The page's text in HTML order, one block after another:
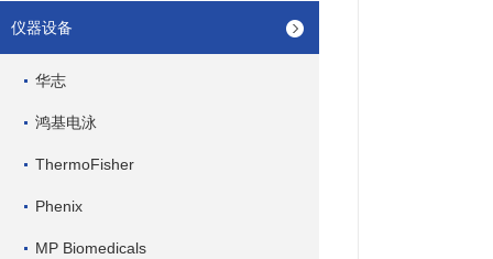
仪器设备
华志
鸿基电泳
ThermoFisher
Phenix
MP Biomedicals